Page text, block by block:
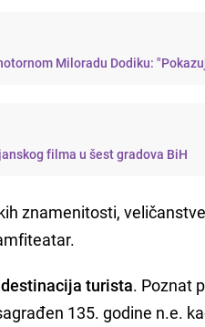
Miloradu Dodiku:
filma u šest gradova BiH
znamenitosti,
turista. Poznat
135. godine n.e.